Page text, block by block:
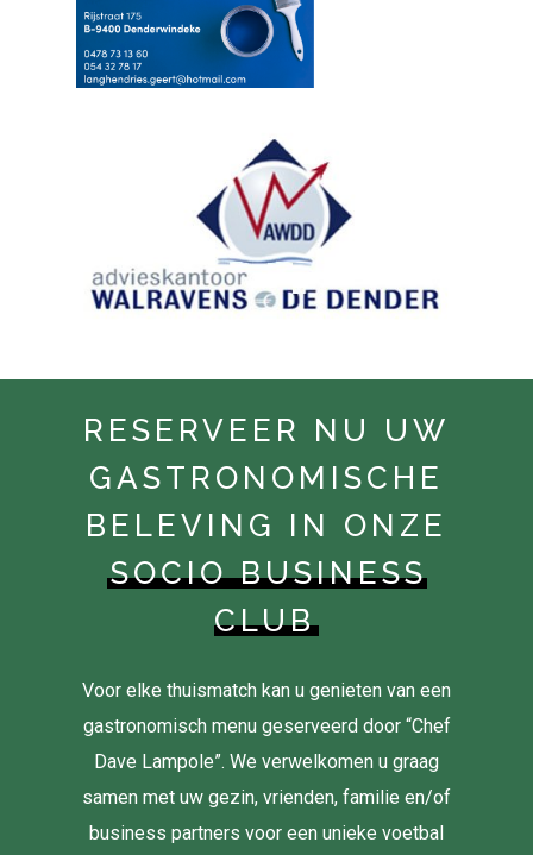
RESERVEER NU UW
GASTRONOMISCHE
BELEVING IN ONZE
SOCIO BUSINESS
CLUB
Voor elke thuismatch kan u genieten van een
gastronomisch menu geserveerd door “Chef
Dave Lampole”. We verwelkomen u graag
samen met uw gezin, vrienden, familie en/of
business partners voor een unieke voetbal